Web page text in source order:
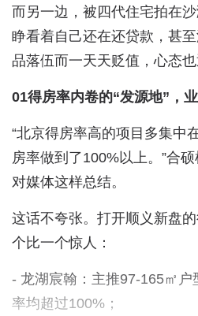
而另一边，被四代住宅拍在
睁看着自己还在还贷款，甚
品落伍而一天天贬值，心态
01得房率内卷的“发源地”，
“北京得房率高的项目多集中
房率做到了100%以上。”合
对媒体这样总结。
这话不夸张。打开顺义新盘
个比一个惊人：
- 龙湖宸翰：主推97-165㎡
率均超过100%；